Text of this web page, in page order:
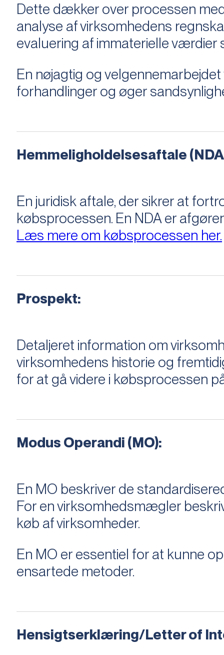
Dette dækker over processen
analyse af virksomhedens
evaluering af immaterielle
En nøjagtig og
forhandlinger og øger
Hemmeligholdelsesaftale
En juridisk aftale, der sikrer at
købsprocessen​​. En NDA er
Læs mere om købsprocessen her.
Prospekt:
Detaljeret information om
virksomhedens historie og
for at gå videre i købsprocessen
Modus Operandi (MO):
En MO beskriver de
For en virksomhedsmægler
køb af virksomheder.
En MO er essentiel for at kunne
ensartede metoder.
Hensigtserklæring/Letter of